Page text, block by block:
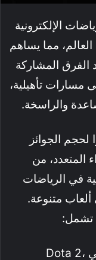
الإلكترونية
مما يساهم
الفرق المشاركة
مسارات تأهيلية،
والراسخة.
لحجم الجوائز
المتعدد، من
في الرياضات
ألعاب متنوعة.
تشمل:
يشتهر بفرقه في Dota 2،